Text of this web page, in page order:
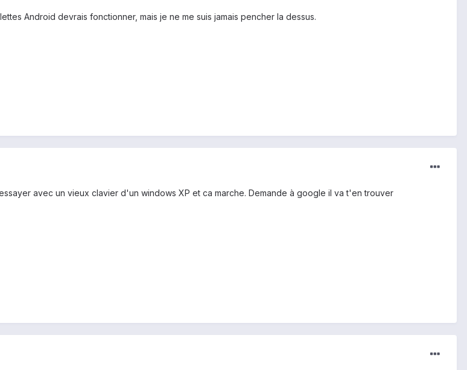
Android devrais fonctionner, mais je ne me suis jamais pencher la dessus.
avec un vieux clavier d'un windows XP et ca marche. Demande à google il va t'en trouver